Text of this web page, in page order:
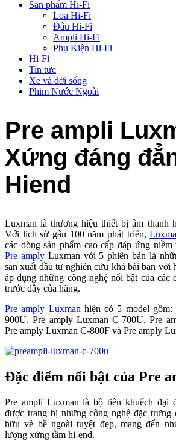
Sản phẩm Hi-Fi
Loa Hi-Fi
Đầu Hi-Fi
Ampli Hi-Fi
Phụ Kiện Hi-Fi
Hi-Fi
Tin tức
Xe và đời sống
Phim Nước Ngoài
Pre ampli
Xứng đáng
Hiend
Luxman là thương hiệu thiết bị âm thanh
Với lịch sử gần 100 năm phát triển,
các dòng sản phẩm cao cấp đáp ứng
Pre amplyLuxman với 5 phiên bản là
sản xuất đầu tư nghiên cứu khá bài bản với
áp dụng những công nghệ nổi bật của các
trước đây của hãng.
Pre amply Luxman hiện có 5 model
900U, Pre amply Luxman C-700U, Pre
Pre amply Luxman C-800F và Pre amply
Đặc điểm nổi bật của Pre
Pre ampli Luxman là bộ tiền khuếch đại
được trang bị những công nghệ đặc trưng
hữu vẻ bề ngoài tuyệt đẹp, mang đến
lượng xứng tầm hi-end.